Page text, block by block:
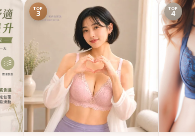
TOP
3 TOP
4